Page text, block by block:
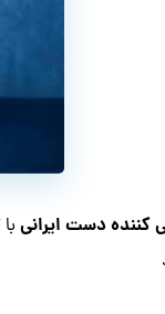
کننده دست ایرانیبا